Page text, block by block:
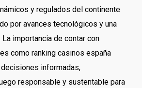
y regulados del continente
por avances tecnológicos y una
importancia de contar con
como ranking casinos españa
informadas,
responsable y sustentable para